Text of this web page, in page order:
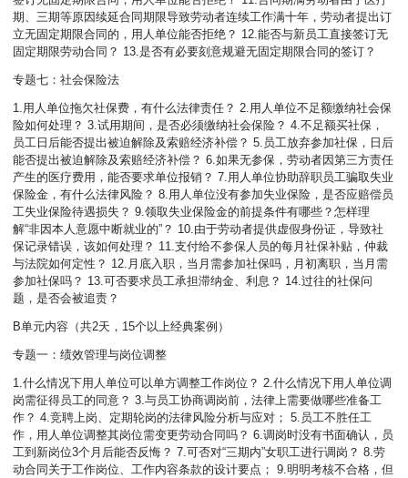
期、三期等原因续延合同期限导致劳动者连续工作满十年，劳动者提出订
立无固定期限合同的，用人单位能否拒绝？ 12.能否与新员工直接签订无
固定期限劳动合同？ 13.是否有必要刻意规避无固定期限合同的签订？
专题七：社会保险法
1.用人单位拖欠社保费，有什么法律责任？ 2.用人单位不足额缴纳社会保
险如何处理？ 3.试用期间，是否必须缴纳社会保险？ 4.不足额买社保，
员工日后能否提出被迫解除及索赔经济补偿？ 5.员工放弃参加社保，日后
能否提出被迫解除及索赔经济补偿？ 6.如果无参保，劳动者因第三方责任
产生的医疗费用，能否要求单位报销？ 7.用人单位协助辞职员工骗取失业
保险金，有什么法律风险？ 8.用人单位没有参加失业保险，是否应赔偿员
工失业保险待遇损失？ 9.领取失业保险金的前提条件有哪些？怎样理
解“非因本人意愿中断就业的”？ 10.由于劳动者提供虚假身份证，导致社
保记录错误，该如何处理？ 11.支付给不参保人员的每月社保补贴，仲裁
与法院如何定性？ 12.月底入职，当月需参加社保吗，月初离职，当月需
参加社保吗？ 13.可否要求员工承担滞纳金、利息？ 14.过往的社保问
题，是否会被追责？
B单元内容（共2天，15个以上经典案例）
专题一：绩效管理与岗位调整
1.什么情况下用人单位可以单方调整工作岗位？ 2.什么情况下用人单位调
岗需征得员工的同意？ 3.与员工协商调岗前，法律上需要做哪些准备工
作？ 4.竞聘上岗、定期轮岗的法律风险分析与应对； 5.员工不胜任工
作，用人单位调整其岗位需变更劳动合同吗？ 6.调岗时没有书面确认，员
工到新岗位3个月后能否反悔？ 7.可否对“三期内”女职工进行调岗？ 8.劳
动合同关于工作岗位、工作内容条款的设计要点； 9.明明考核不合格，但